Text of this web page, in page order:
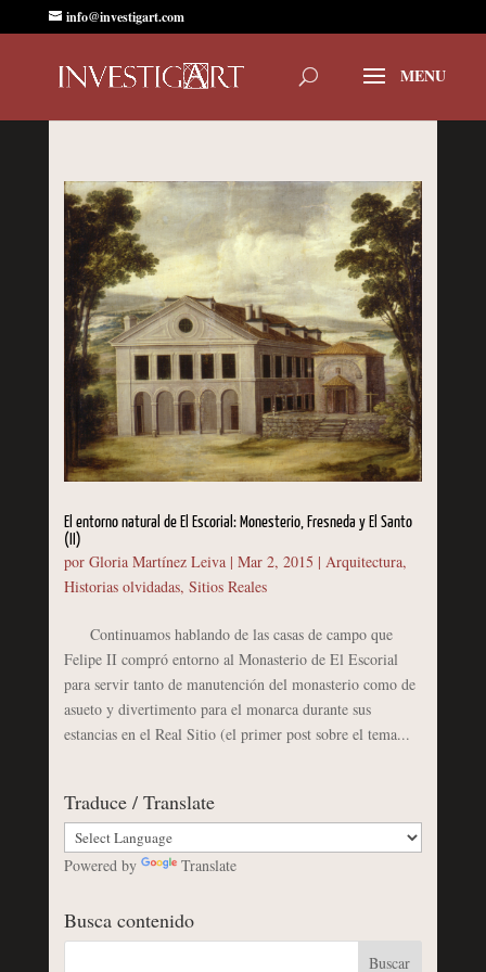
info@investigart.com
El entorno natural de El Escorial: Monesterio, Fresneda y El Santo
(II)
por Gloria Martínez Leiva| Mar 2, 2015 | Arquitectura,
Historias olvidadas, Sitios Reales
Continuamos hablando de las casas de campo que
Felipe II compró entorno al Monasterio de El Escorial
para servir tanto de manutención del monasterio como de
asueto y divertimento para el monarca durante sus
estancias en el Real Sitio (el primer post sobre el tema...
Traduce / Translate
Powered by Translate
Busca contenido